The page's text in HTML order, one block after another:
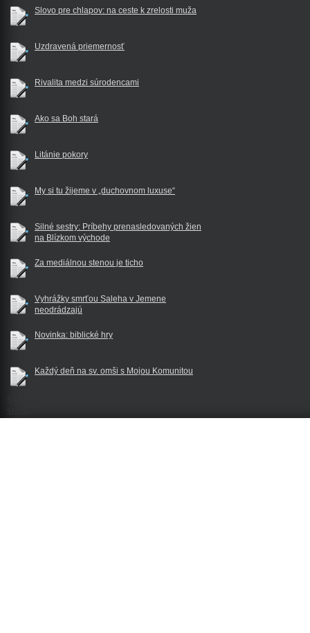
Slovo pre chlapov: na ceste k zrelosti muža
Uzdravená priemernosť
Rivalita medzi súrodencami
Ako sa Boh stará
Litánie pokory
My si tu žijeme v „duchovnom luxuse“
Silné sestry: Príbehy prenasledovaných žien
na Blízkom východe
Za mediálnou stenou je ticho
Vyhrážky smrťou Saleha v Jemene
neodrádzajú
Novinka: biblické hry
Každý deň na sv. omši s Mojou Komunitou